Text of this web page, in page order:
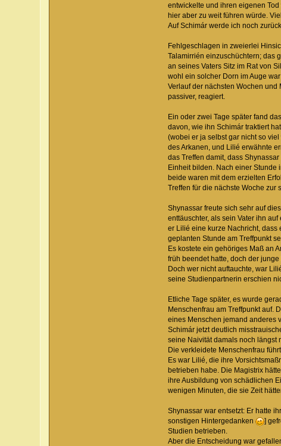
entwickelte und ihren eigenen
hier aber zu weit führen würde.
Auf Schimár werde ich noch
Fehlgeschlagen in zweierlei
Talamirrién einzuschüchtern; das
an seines Vaters Sitz im Rat von
wohl ein solcher Dorn im Auge
Verlauf der nächsten Wochen
passiver, reagiert.
Ein oder zwei Tage später fand
davon, wie ihn Schimár traktiert
(wobei er ja selbst gar nicht so
des Arkanen, und Lilié erwähnte
das Treffen damit, dass
Einheit bilden. Nach einer Stunde
beide waren mit dem erzielten
Treffen für die nächste Woche zur
Shynassar freute sich sehr auf
enttäuschter, als sein Vater ihn
er Lilié eine kurze Nachricht, dass
geplanten Stunde am Treffpunkt
Es kostete ein gehöriges Maß an
früh beendet hatte, doch der
Doch wer nicht auftauchte, war
seine Studienpartnerin erschien
Etliche Tage später, es wurde
Menschenfrau am Treffpunkt auf.
eines Menschen jemand anderes
Schimár jetzt deutlich
seine Naivität damals noch längst
Die verkleidete Menschenfrau
Es war Lilié, die ihre
betrieben habe. Die Magistrix
ihre Ausbildung von schädlichen
wenigen Minuten, die sie Zeit
Shynassar war entsetzt: Er hatte
sonstigen Hintergedanken
]
Studien betrieben.
Aber die Entscheidung war